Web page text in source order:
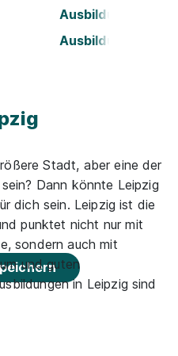
Ausbildung
Ausbildung
Stadt, aber eine der
Dann könnte Leipzig
dich sein. Leipzig ist die
punktet nicht nur mit
sondern auch mit
und guten
in Leipzig sind